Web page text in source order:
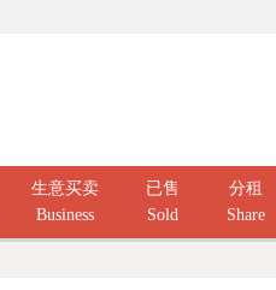
生意买卖
Business
已售
Sold
分租
Share